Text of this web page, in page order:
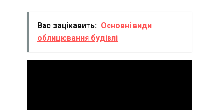
Вас зацікавить: Основні види
облицювання будівлі